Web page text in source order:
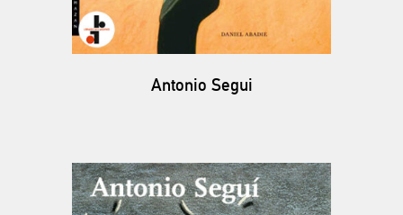
Antonio Segui